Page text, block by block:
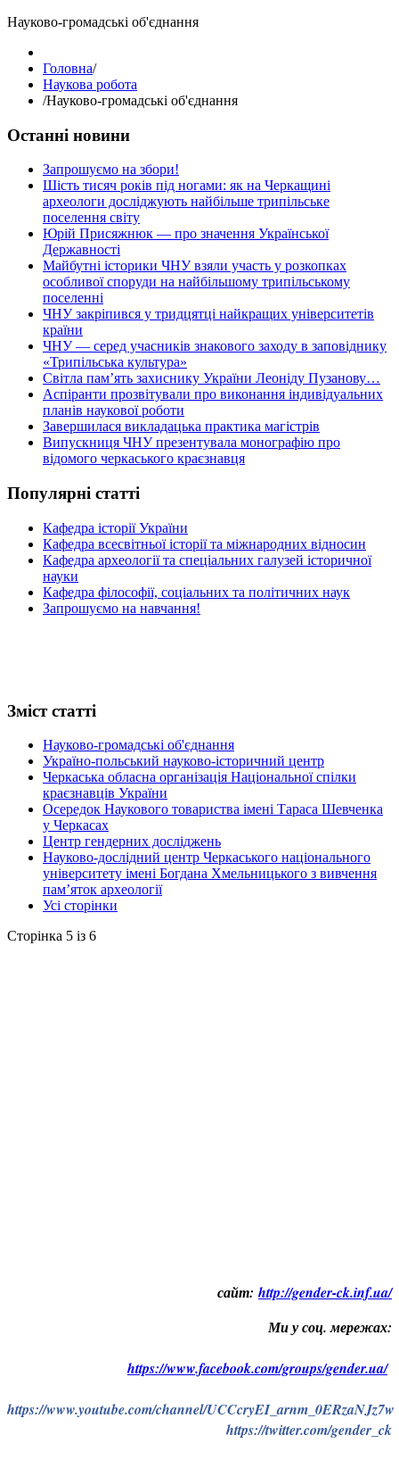
Науково-громадські об'єднання
Головна/
Наукова робота
/Науково-громадські об'єднання
Останні новини
Запрошуємо на збори!
Шість тисяч років під ногами: як на Черкащині
археологи досліджують найбільше трипільське
поселення світу
Юрій Присяжнюк — про значення Української
Державності
Майбутні історики ЧНУ взяли участь у розкопках
особливої споруди на найбільшому трипільському
поселенні
ЧНУ закріпився у тридцятці найкращих університетів
країни
ЧНУ — серед учасників знакового заходу в заповіднику
«Трипільська культура»
Світла пам’ять захиснику України Леоніду Пузанову…
Аспіранти прозвітували про виконання індивідуальних
планів наукової роботи
Завершилася викладацька практика магістрів
Випускниця ЧНУ презентувала монографію про
відомого черкаського краєзнавця
Популярні статті
Кафедра історії України
Кафедра всесвітньої історії та міжнародних відносин
Кафедра археології та спеціальних галузей історичної
науки
Кафедра філософії, соціальних та політичних наук
Запрошуємо на навчання!
Зміст статті
Науково-громадські об'єднання
Україно-польський науково-історичний центр
Черкаська обласна організація Національної спілки
краєзнавців України
Осередок Наукового товариства імені Тараса Шевченка
у Черкасах
Центр гендерних досліджень
Науково-дослідний центр Черкаського національного
університету імені Богдана Хмельницького з вивчення
пам’яток археології
Усі сторінки
Сторінка 5 із 6
сайт: http://gender-ck.inf.ua/
Ми у соц. мережах:
https://www.facebook.com/groups/gender.ua/
https://www.youtube.com/channel/UCCcryEI_arnm_0ERzaNJz7w
https://twitter.com/gender_ck